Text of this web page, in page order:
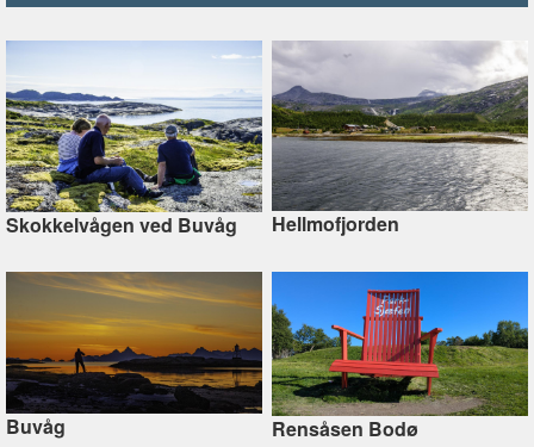
Skokkelvågen ved Buvåg Hellmofjorden
Buvåg Rensåsen Bodø